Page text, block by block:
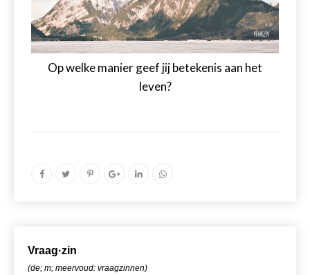
Op welke manier geef jij betekenis aan het
leven?
Vraag·zin
(de; m; meervoud: vraagzinnen)